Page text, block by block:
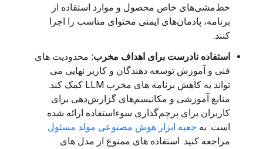
خط‌مشی‌های خاص محصول و موارد استفاده از
برنامه، پادمان‌های ایمنی محتوای مناسب را اجرا
کنند.
استفاده نادرست برای اهداف مخرب: محدودیت های
فنی و آموزش توسعه دهندگان و کاربر نهایی می
تواند به کاهش برنامه های مخرب LLM کمک کند.
منابع آموزشی و مکانیسم‌های گزارش‌دهی برای
کاربران برای پرچم‌گذاری سوءاستفاده ارائه شده
است: به جعبه ابزار هوش مصنوعی مولد مسئول
مراجعه کنید. استفاده های ممنوع از مدل های